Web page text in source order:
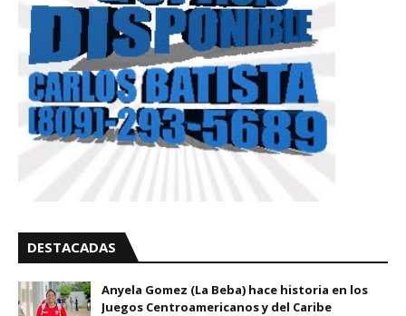
DESTACADAS
Anyela Gomez (La Beba) hace historia en los
Juegos Centroamericanos y del Caribe